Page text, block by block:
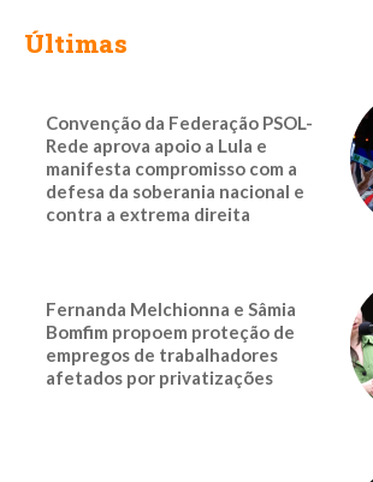
Últimas
Convenção da Federação PSOL-
Rede aprova apoio a Lula e
manifesta compromisso com a
defesa da soberania nacional e
contra a extrema direita
Fernanda Melchionna e Sâmia
Bomfim propoem proteção de
empregos de trabalhadores
afetados por privatizações